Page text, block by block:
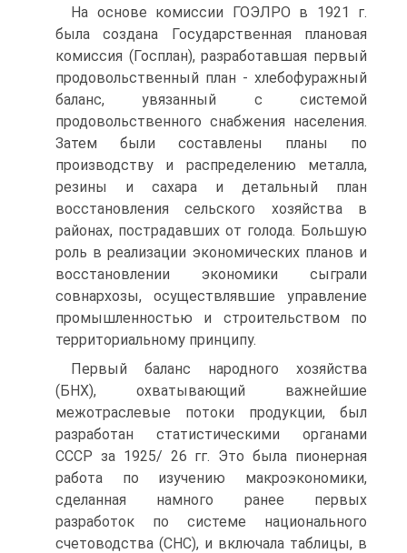
На основе комиссии ГОЭЛРО в 1921 г.
была создана Государственная плановая
комиссия (Госплан), разработавшая первый
продовольственный план - хлебофуражный
баланс, увязанный с системой
продовольственного снабжения населения.
Затем были составлены планы по
производству и распределению металла,
резины и сахара и детальный план
восстановления сельского хозяйства в
районах, пострадавших от голода. Большую
роль в реализации экономических планов и
восстановлении экономики сыграли
совнархозы, осуществлявшие управление
промышленностью и строительством по
территориальному принципу.
Первый баланс народного хозяйства
(БНХ), охватывающий важнейшие
межотраслевые потоки продукции, был
разработан статистическими органами
СССР за 1925/ 26 гг. Это была пионерная
работа по изучению макроэкономики,
сделанная намного ранее первых
разработок по системе национального
счетоводства (СНС), и включала таблицы, в